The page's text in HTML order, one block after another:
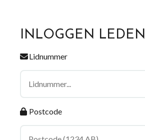
INLOGGEN LEDEN
Lidnummer
Postcode